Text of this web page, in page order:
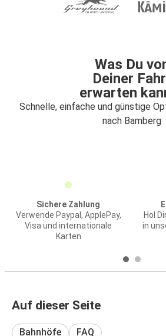
Was Du
Deiner
erwarten
Schnelle, einfache und günstige
nach Bamberg
Sichere Zahlung
Verwende Paypal, ApplePay,
Visa und internationale
Karten
Hol
in
Auf dieser Seite
Bahnhöfe FAQ